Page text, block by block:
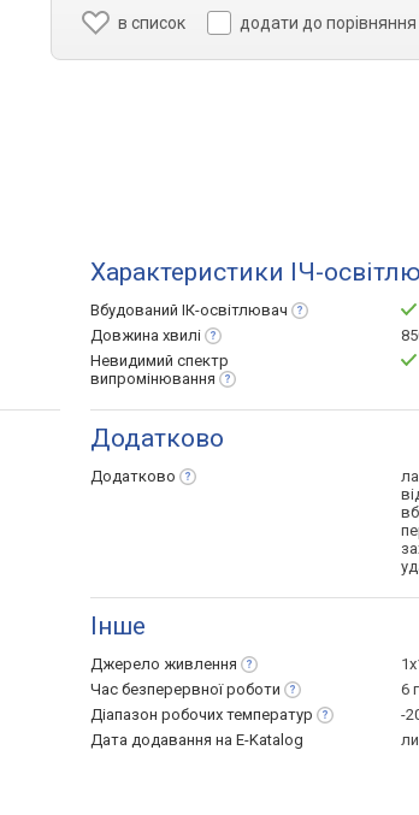
в список
додати до порівняння
Характеристики ІЧ-
Вбудований ІК-освітлювач
Довжина хвилі
Невидимий спектр
випромінювання
Додатково
Додатково
Інше
Джерело живлення
Час безперервноїроботи
6
Діапазон робочих температур
-
Дата додавання на E-Katalog